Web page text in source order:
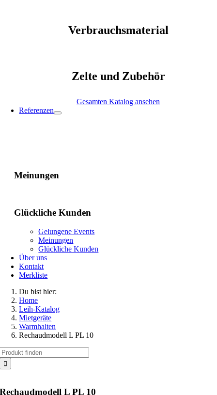
Verbrauchsmaterial
Zelte und Zubehör
Gesamten Katalog ansehen
Referenzen
Meinungen
Glückliche Kunden
Gelungene Events
Meinungen
Glückliche Kunden
Über uns
Kontakt
Merkliste
Du bist hier:
Home
Leih-Katalog
Mietgeräte
Warmhalten
Rechaudmodell L PL 10
Rechaudmodell L PL 10